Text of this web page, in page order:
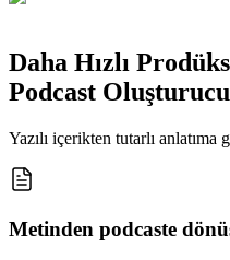
Daha Hızlı
Podcast
Yazılı içerikten tutarlı anlatıma
Metinden podcaste